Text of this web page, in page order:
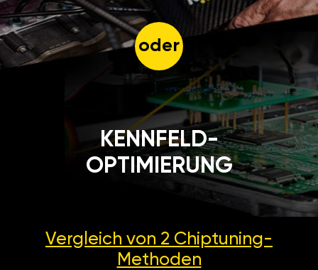
oder
KENNFELD-
OPTIMIERUNG
Vergleich von 2 Chiptuning-
Methoden